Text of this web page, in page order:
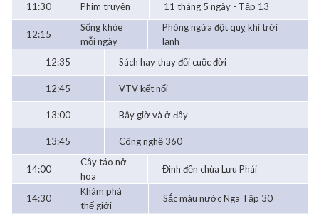
11:30
Phim truyện 11 tháng 5 ngày - Tập 13
12:15
Sống khỏe
mỗi ngày
Phòng ngừa đột quỵ khi trời
lạnh
12:35
Sách hay thay đổi cuộc đời
12:45 VTV kết nối
13:00 Bây giờ và ở đây
13:45 Công nghệ 360
14:00
Cây táo nở
hoa
Đình đền chùa Lưu Phái
14:30
Khám phá
thế giới
Sắc màu nước Nga Tập 30